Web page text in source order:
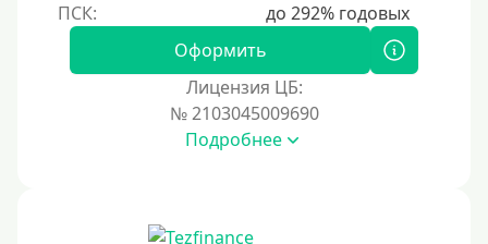
20 дней
30 дней без процентов
Оформить
Лицензия ЦБ:
№ 2103045009690
Подробнее